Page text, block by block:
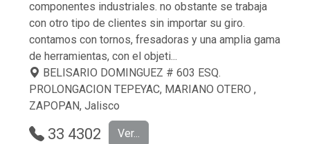
componentes industriales. no obstante se trabaja
con otro tipo de clientes sin importar su giro.
contamos con tornos, fresadoras y una amplia gama
de herramientas, con el objeti...
BELISARIO DOMINGUEZ # 603 ESQ.
PROLONGACION TEPEYAC, MARIANO OTERO ,
ZAPOPAN, Jalisco
33 4302
Ver...